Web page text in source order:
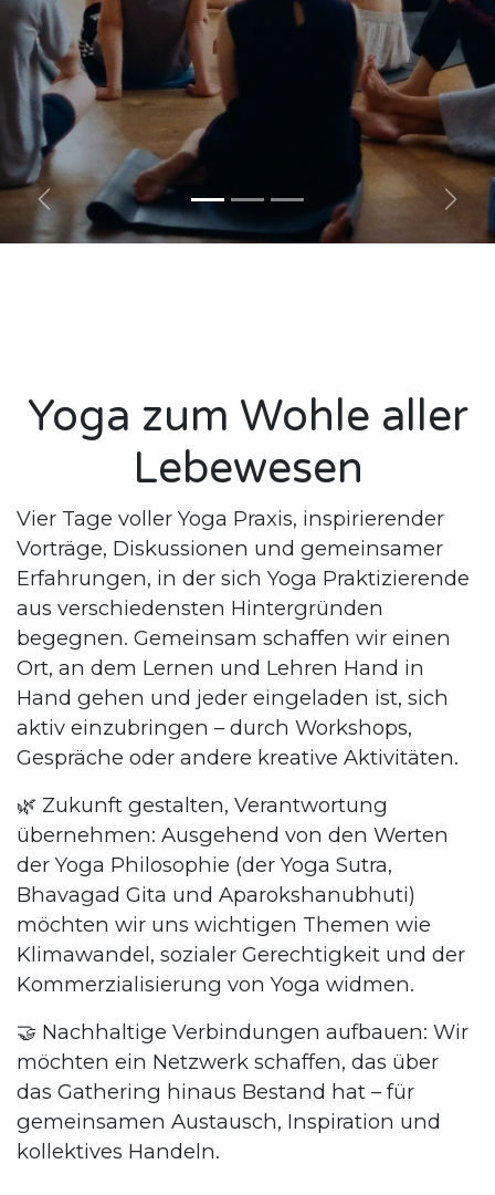
Zurück
Yoga zum Wohle aller
Lebewesen
Vier Tage voller Yoga Praxis, inspirierender
Vorträge, Diskussionen und gemeinsamer
Erfahrungen, in der sich Yoga Praktizierende
aus verschiedensten Hintergründen
begegnen. Gemeinsam schaffen wir einen
Ort, an dem Lernen und Lehren Hand in
Hand gehen und jeder eingeladen ist, sich
aktiv einzubringen – durch Workshops,
Gespräche oder andere kreative Aktivitäten.
🌿 Zukunft gestalten, Verantwortung
übernehmen: Ausgehend von den Werten
der Yoga Philosophie (der Yoga Sutra,
Bhavagad Gita und Aparokshanubhuti)
möchten wir uns wichtigen Themen wie
Klimawandel, sozialer Gerechtigkeit und der
Kommerzialisierung von Yoga widmen.
🤝 Nachhaltige Verbindungen aufbauen: Wir
möchten ein Netzwerk schaffen, das über
das Gathering hinaus Bestand hat – für
gemeinsamen Austausch, Inspiration und
kollektives Handeln.